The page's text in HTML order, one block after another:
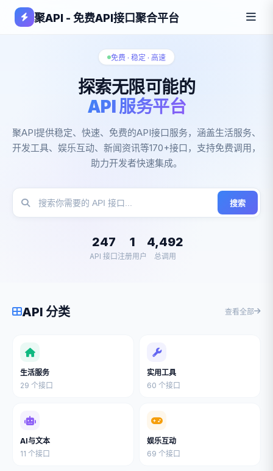
聚API - 免费API接口聚合平台
免费 · 稳定 · 高速
探索无限可能的
API 服务平台
聚API提供稳定、快速、免费的API接口服务，涵盖生活服务、
开发工具、娱乐互动、新闻资讯等170+接口，支持免费调用，
助力开发者快速集成。
搜索
247
API 接口
1
注册用户
4,492
总调用
API 分类 查看全部
生活服务
29 个接口
实用工具
60 个接口
AI与文本
11 个接口
娱乐互动
69 个接口